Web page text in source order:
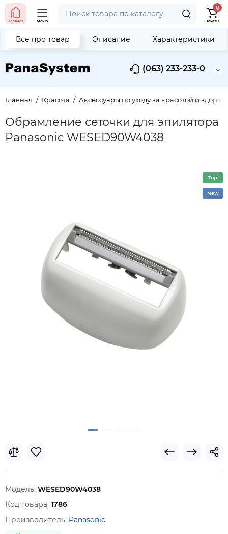
(063) 233-233-0
Главная Меню
0
Заказы
Главная Красота Аксессуары по уходу за красотой и
Обрамление сеточки для эпилятора
Panasonic WESED90W4038
Все про товар Описание Характеристики
Top
New
Модель: WESED90W4038
Код товара: 1786
Производитель: Panasonic